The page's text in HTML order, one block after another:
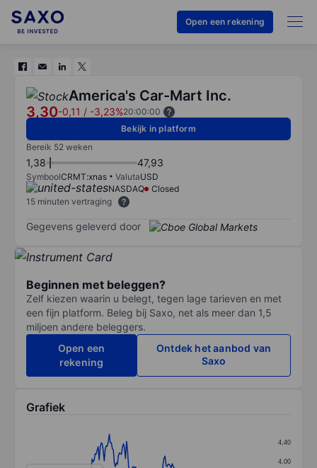
Open een rekening
America's Car-Mart Inc.
3,30-0,11 / -3,23%20:00:00
Bekijk in platform
Bereik 52 weken
1,38 47,93
SymboolCRMT:xnas ValutaUSD
NASDAQ
Closed
15 minuten vertraging
Gegevens geleverd door
Beginnen met beleggen?
Zelf kiezen waarin u belegt, tegen lage tarieven en met
een fijn platform. Beleg bij Saxo, net als meer dan 1,5
miljoen andere beleggers.
Open een
rekening
Ontdek het aanbod van
Saxo
Grafiek
Line chart with 246 data points.
4,00
4,40